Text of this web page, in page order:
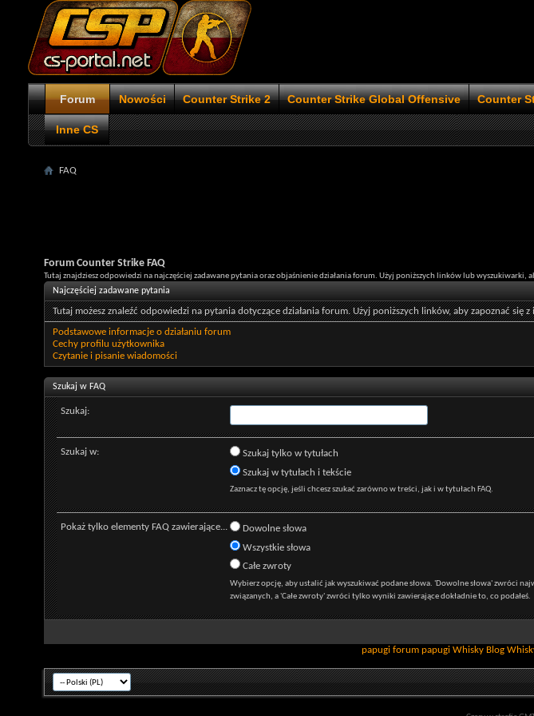
Forum Nowości Counter Strike 2 Counter Strike Global Offensive Counter
Inne CS
FAQ
Forum Counter Strike FAQ
Tutaj znajdziesz odpowiedzi na najczęściej zadawane pytania oraz objaśnienie działania forum. Użyj poniższych linków lub wyszukiwarki,
Najczęściej zadawane pytania
Tutaj możesz znaleźć odpowiedzi na pytania dotyczące działania forum. Użyj poniższych linków, aby zapoznać się
Podstawowe informacje o działaniu forum
Cechy profilu użytkownika
Czytanie i pisanie wiadomości
Szukaj w FAQ
Szukaj:
Szukaj w:
Szukaj tylko w tytułach
Szukaj w tytułach i tekście
Zaznacz tę opcję, jeśli chcesz szukać zarówno w treści, jak i w tytułach FAQ.
Pokaż tylko elementy FAQ zawierające...
Dowolne słowa
Wszystkie słowa
Całe zwroty
Wybierz opcję, aby ustalić jak wyszukiwać podane słowa. 'Dowolne słowa' zwróci
związanych, a 'Całe zwroty' zwróci tylko wyniki zawierające dokładnie to, co podałeś.
papugi forum papugi Whisky Blog